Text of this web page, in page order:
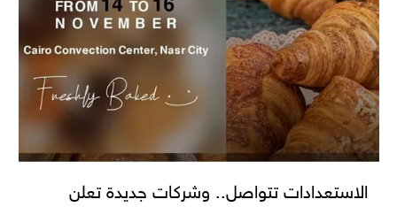
الاستعدادات تتواصل.. وشركات جديدة تعلن